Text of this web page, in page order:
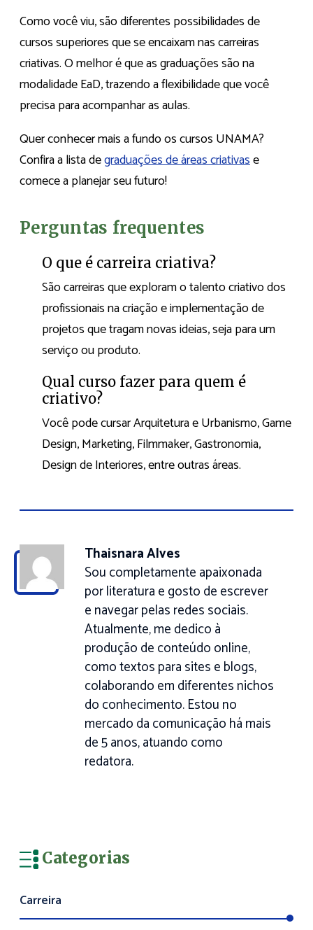
Como você viu, são diferentes possibilidades de
cursos superiores que se encaixam nas carreiras
criativas. O melhor é que as graduações são na
modalidade EaD, trazendo a flexibilidade que você
precisa para acompanhar as aulas.
Quer conhecer mais a fundo os cursos UNAMA?
Confira a lista degraduações de áreas criativase
comece a planejar seu futuro!
Perguntas frequentes
O que é carreira criativa?
São carreiras que exploram o talento criativo dos
profissionais na criação e implementação de
projetos que tragam novas ideias, seja para um
serviço ou produto.
Qual curso fazer para quem é
criativo?
Você pode cursar Arquitetura e Urbanismo, Game
Design, Marketing, Filmmaker, Gastronomia,
Design de Interiores, entre outras áreas.
Thaisnara Alves
Sou completamente apaixonada
por literatura e gosto de escrever
e navegar pelas redes sociais.
Atualmente, me dedico à
produção de conteúdo online,
como textos para sites e blogs,
colaborando em diferentes nichos
do conhecimento. Estou no
mercado da comunicação há mais
de 5 anos, atuando como
redatora.
Categorias
Carreira